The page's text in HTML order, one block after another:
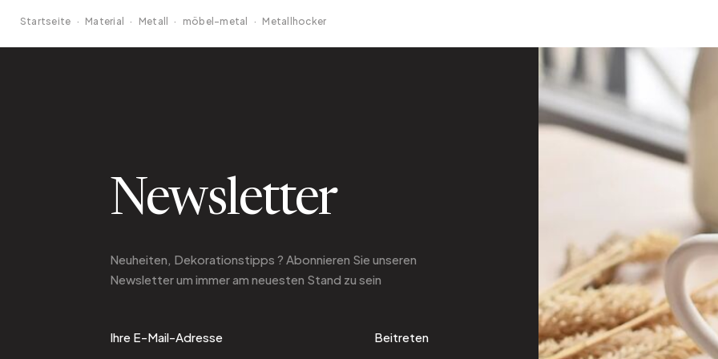
Startseite · Material · Metall · möbel-metal · Metallhocker
Newsletter
Neuheiten, Dekorationstipps ? Abonnieren Sie unseren
Newsletterum immer am neuesten Stand zu sein
Beitreten